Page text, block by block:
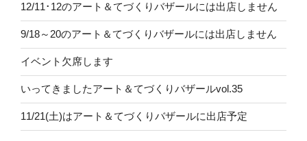
12/11･12のアート＆てづくりバザールには出店しません
9/18～20のアート＆てづくりバザールには出店しません
イベント欠席します
いってきましたアート＆てづくりバザールvol.35
11/21(土)はアート＆てづくりバザールに出店予定